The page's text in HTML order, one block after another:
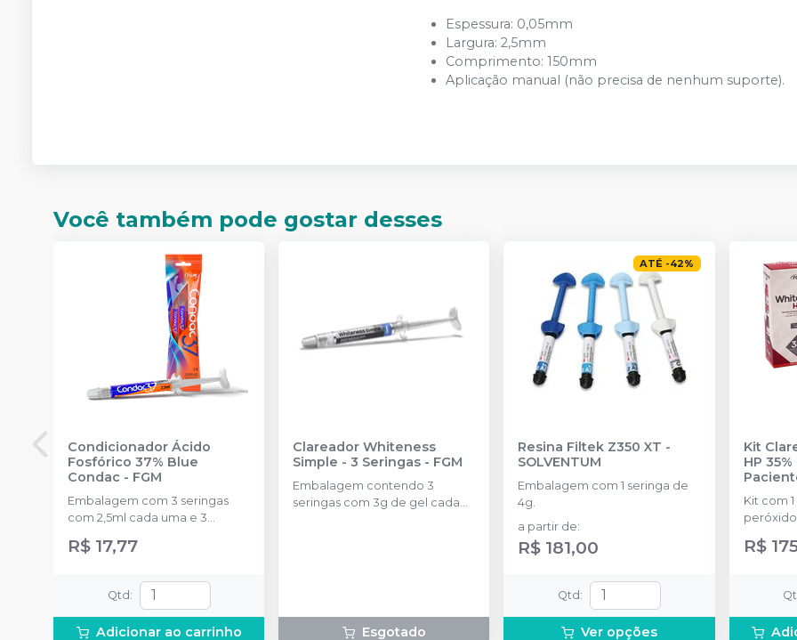
Espessura: 0,05mm
Largura: 2,5mm
Comprimento: 150mm
Aplicação manual (não precisa de nenhum suporte).
Você também pode gostar desses
Condicionador Ácido
Fosfórico 37% Blue
Condac - FGM
Embalagem com 3 seringas
com 2,5ml cada uma e 3
R$ 17,77
Qtd :
Adicionar ao carrinho
Clareador Whiteness
Simple - 3 Seringas - FGM
Embalagem contendo 3
seringas com 3g de gel cada
Esgotado
ATÉ -42%
Resina Filtek Z350 XT -
SOLVENTUM
Embalagem com 1 seringa de
4g.
a partir de:
R$ 181,00
Qtd :
Ver opções
Kit
HP
Kit com
de
preparo
com 2g.
R$